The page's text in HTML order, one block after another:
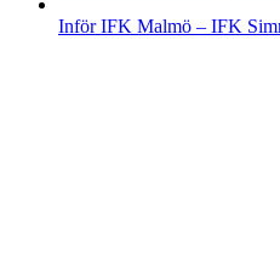
Inför IFK Malmö – IFK